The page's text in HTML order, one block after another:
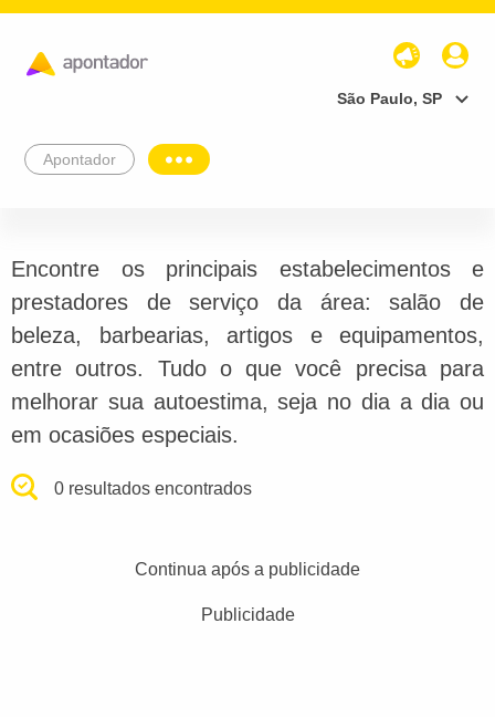
São Paulo, SP
Apontador
Encontre os principais estabelecimentos e
prestadores de serviço da área: salão de
beleza, barbearias, artigos e equipamentos,
entre outros. Tudo o que você precisa para
melhorar sua autoestima, seja no dia a dia ou
em ocasiões especiais.
0 resultados encontrados
Continua após a publicidade
Publicidade